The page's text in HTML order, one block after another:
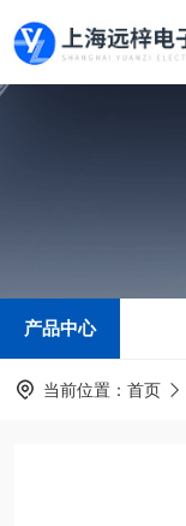
产品中心
当前位置： 首页